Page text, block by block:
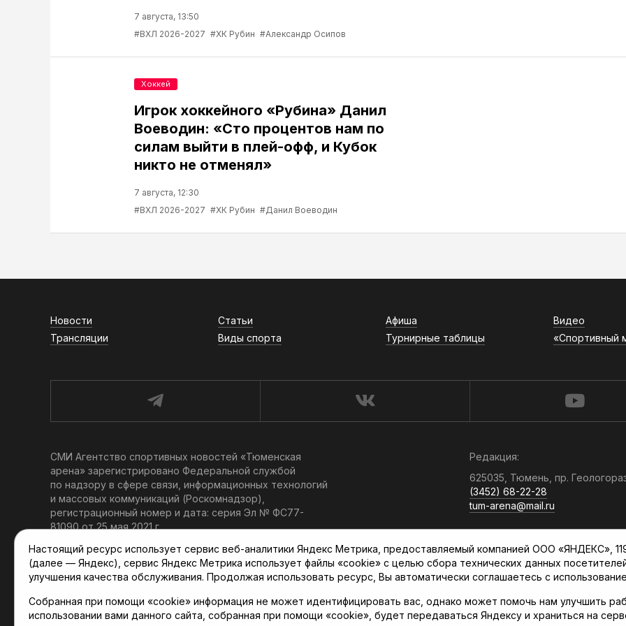
7 августа, 13:50
#ВХЛ 2026-2027 #ХК Рубин #Александр Осипов
Игрок хоккейного «Рубина» Данил
Воеводин: «Сто процентов нам по
силам выйти в плей-офф, и Кубок
никто не отменял»
7 августа, 12:30
#ВХЛ 2026-2027 #ХК Рубин #Данил Воеводин
Хоккей
Новости Статьи Афиша Видео
Трансляции
Виды спорта Турнирные таблицы «Спортивный
СМИ Агентство спортивных новостей «Тюменская
арена» зарегистрировано Федеральной службой
по надзору в сфере связи, информационных технологий
и массовых коммуникаций (Роскомнадзор),
регистрационный номер и дата: серия Эл № ФС77-
81090 от 25 мая 2021 г.
Главный редактор: Мартынов В. В.
При использовании материалов ссылка обязательна.
Политика конфиденциальности
Редакция:
625035, Тюмень, пр.
(3452) 68-22-28
tum-arena@mail.ru
Отдел продаж:
(3452) 68-89-78
kotovaev@sibinformburo.ru
Настоящий ресурс использует сервис веб-аналитики Яндекс Метрика, предоставляемый компанией ООО «ЯНДЕКС»,
(далее — Яндекс), сервис Яндекс Метрика использует файлы «cookie» с целью сбора технических данных
улучшения качества обслуживания. Продолжая использовать ресурс, Вы автоматически соглашаетесь с
Собранная при помощи «cookie» информация не может идентифицировать вас, однако может помочь нам улучшить
использовании вами данного сайта, собранная при помощи «cookie», будет передаваться Яндексу и храниться на